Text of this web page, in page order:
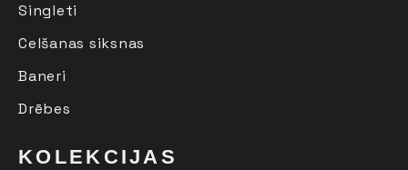
Singleti
Celšanas siksnas
Baneri
Drēbes
KOLEKCIJAS